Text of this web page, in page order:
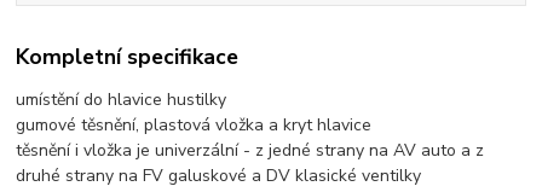
Kompletní specifikace
umístění do hlavice hustilky
gumové těsnění, plastová vložka a kryt hlavice
těsnění i vložka je univerzální - z jedné strany na AV auto a z
druhé strany na FV galuskové a DV klasické ventilky